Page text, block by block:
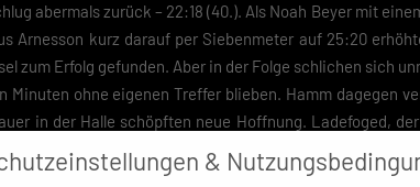
abermals zurück – 22:18 (40.). Als Noah Beyer mit
Arnesson kurz darauf per Siebenmeter auf 25:20
zum Erfolg gefunden. Aber in der Folge schlichen sich
Minuten ohne eigenen Treffer blieben. Hamm dagegen
in der Halle schöpften neue Hoffnung. Ladefoged,
Platte zurückkehrte, brachte seine Mannschaft nun mit
Die Hausherren fanden gegen die dichte BHC-
&